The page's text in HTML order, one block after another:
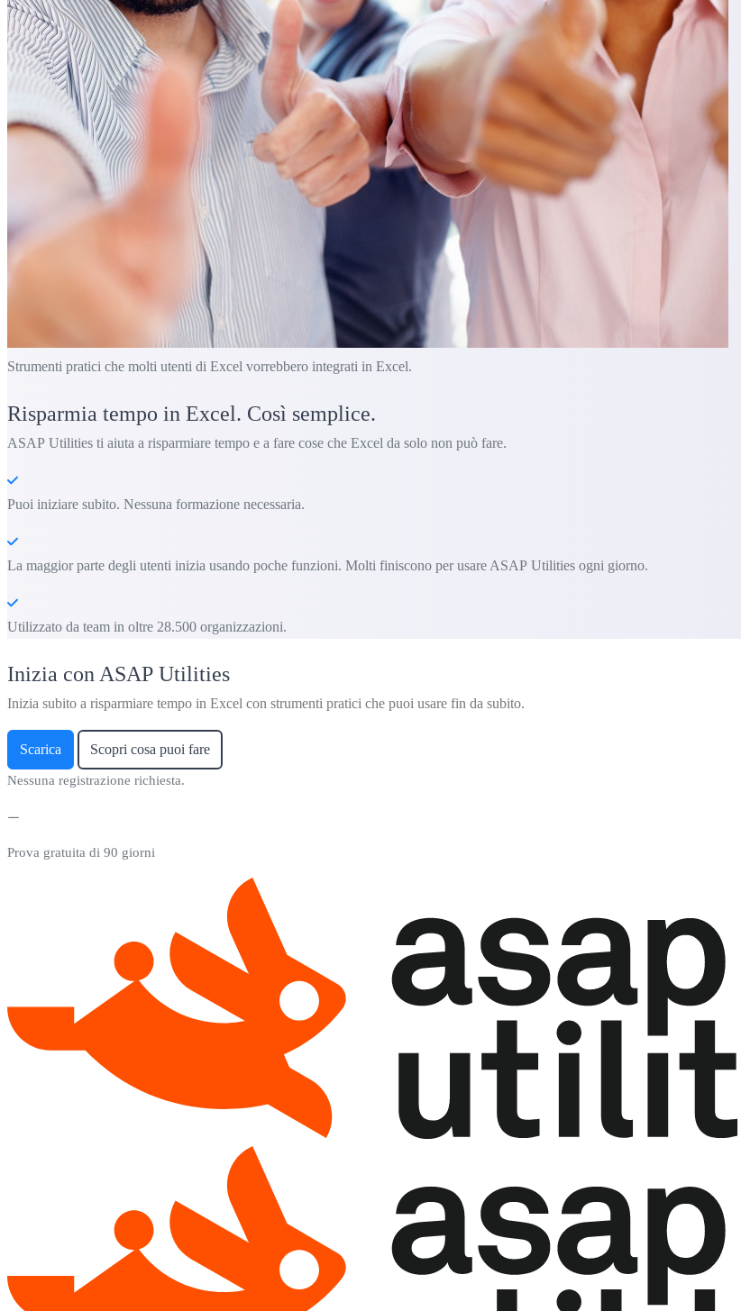
Strumenti pratici che molti utenti di Excel vorrebbero integrati in Excel.
Risparmia tempo in Excel. Così semplice.
ASAP Utilities ti aiuta a risparmiare tempo e a fare cose che Excel da solo non può fare.
Puoi iniziare subito. Nessuna formazione necessaria.
La maggior parte degli utenti inizia usando poche funzioni. Molti finiscono per usare ASAP Utilities ogni giorno.
Utilizzato da team in oltre 28.500 organizzazioni.
Inizia con ASAP Utilities
Inizia subito a risparmiare tempo in Excel con strumenti pratici che puoi usare fin da subito.
Scarica Scopri cosa puoi fare
Nessuna registrazione richiesta.
Prova gratuita di 90 giorni